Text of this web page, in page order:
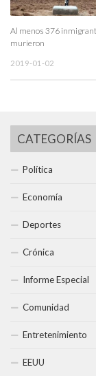
Al menos 376
murieron
2019-01-02
CATEGORÍAS
Política
Economía
Deportes
Crónica
Informe Especial
Comunidad
Entretenimiento
EEUU